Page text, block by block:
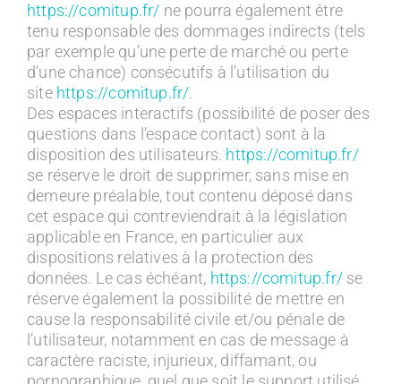
https://comitup.fr/ ne pourra également être
tenu responsable des dommages indirects (tels
par exemple qu’une perte de marché ou perte
d’une chance) consécutifs à l’utilisation du
site https://comitup.fr/.
Des espaces interactifs (possibilité de poser des
questions dans l’espace contact) sont à la
disposition des utilisateurs. https://comitup.fr/
se réserve le droit de supprimer, sans mise en
demeure préalable, tout contenu déposé dans
cet espace qui contreviendrait à la législation
applicable en France, en particulier aux
dispositions relatives à la protection des
données. Le cas échéant, https://comitup.fr/se
réserve également la possibilité de mettre en
cause la responsabilité civile et/ou pénale de
l’utilisateur, notamment en cas de message à
caractère raciste, injurieux, diffamant, ou